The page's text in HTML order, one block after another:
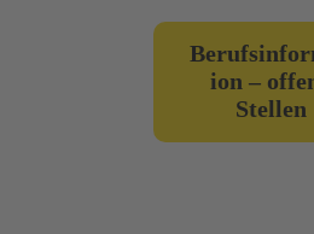
ion –
Stellen